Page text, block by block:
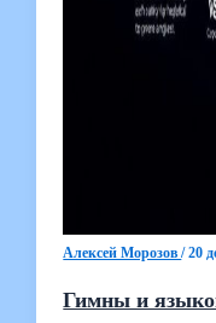
Алексей Морозов/20
Гимны и